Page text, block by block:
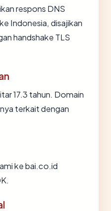
respons DNS
Indonesia, disajikan
handshake TLS
17.3 tahun. Domain
terkait dengan
ke bai.co.id